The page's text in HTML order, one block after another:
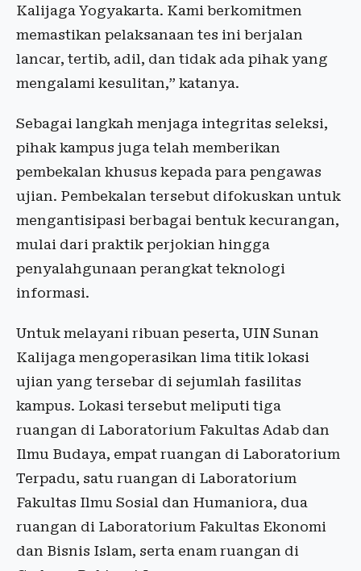
Kalijaga Yogyakarta. Kami berkomitmen
memastikan pelaksanaan tes ini berjalan
lancar, tertib, adil, dan tidak ada pihak yang
mengalami kesulitan,” katanya.
Sebagai langkah menjaga integritas seleksi,
pihak kampus juga telah memberikan
pembekalan khusus kepada para pengawas
ujian. Pembekalan tersebut difokuskan untuk
mengantisipasi berbagai bentuk kecurangan,
mulai dari praktik perjokian hingga
penyalahgunaan perangkat teknologi
informasi.
Untuk melayani ribuan peserta, UIN Sunan
Kalijaga mengoperasikan lima titik lokasi
ujian yang tersebar di sejumlah fasilitas
kampus. Lokasi tersebut meliputi tiga
ruangan di Laboratorium Fakultas Adab dan
Ilmu Budaya, empat ruangan di Laboratorium
Terpadu, satu ruangan di Laboratorium
Fakultas Ilmu Sosial dan Humaniora, dua
ruangan di Laboratorium Fakultas Ekonomi
dan Bisnis Islam, serta enam ruangan di